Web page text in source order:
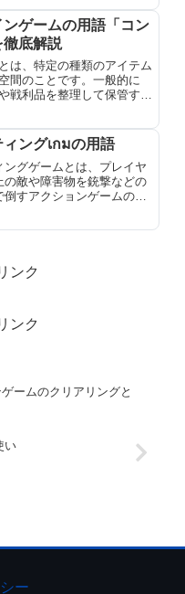
ンゲームの用語「コン
徹底解説
は、特定の種類のアイテム
間のことです。一般的に
戦利品を整理して保管する
しての役割もあります。
ィングเกมの用語
ングゲームとは、プレイヤ
の敵や障害物を銃撃などの
すアクションゲームの一
。シューティングゲーム
視点（FPS）や三人称視点
ンク
ンク
ームのクリアリングと
い
ー